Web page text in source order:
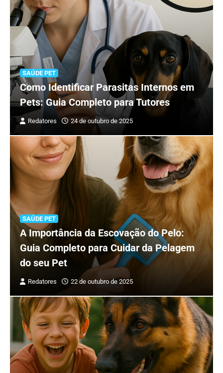
SAÚDE PET
Como Identificar Parasitas Internos em
Pets: Guia Completo para Tutores
Redatores 24 de outubro de 2025
SAÚDE PET
A Importância da Escovação do Pelo:
Guia Completo para Cuidar da Pelagem
do seu Pet
Redatores 22 de outubro de 2025